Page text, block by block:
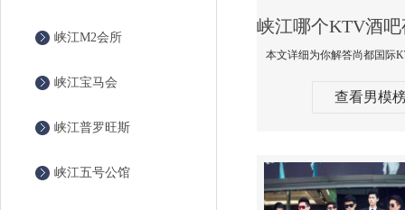
峡江M2会所
峡江宝马会
峡江普罗旺斯
峡江五号公馆
查看男模